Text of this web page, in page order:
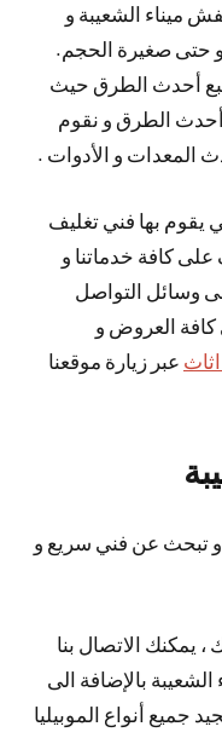
ميناء الشعيبة و
حتى صغيرة الحجم.
أحدث الطرق حيث
أحدث الطرق و نقوم
المعدات و الأدوات .
يقوم بها فني تغليف
كافة خدماتنا و
وسائل التواصل
كافة العروض و
عبر زيارة موقعنا
و تبحث عن فني سريع و
يمكنك الاتصال بنا
بالإضافة الى
جميع أنواع الموبيليا